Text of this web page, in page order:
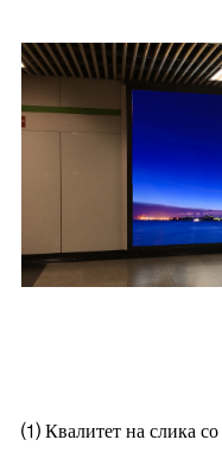
⑴ Квалитет на слика со